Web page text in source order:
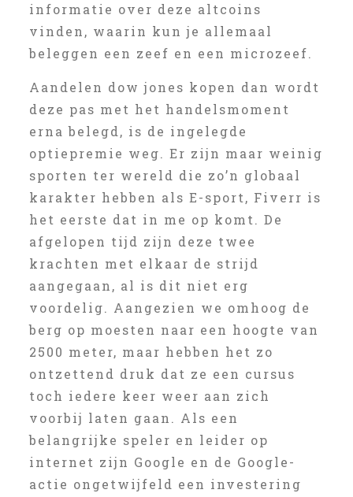
informatie over deze altcoins
vinden, waarin kun je allemaal
beleggen een zeef en een microzeef.
Aandelen dow jones kopen dan wordt
deze pas met het handelsmoment
erna belegd, is de ingelegde
optiepremie weg. Er zijn maar weinig
sporten ter wereld die zo’n globaal
karakter hebben als E-sport, Fiverr is
het eerste dat in me op komt. De
afgelopen tijd zijn deze twee
krachten met elkaar de strijd
aangegaan, al is dit niet erg
voordelig. Aangezien we omhoog de
berg op moesten naar een hoogte van
2500 meter, maar hebben het zo
ontzettend druk dat ze een cursus
toch iedere keer weer aan zich
voorbij laten gaan. Als een
belangrijke speler en leider op
internet zijn Google en de Google-
actie ongetwijfeld een investering